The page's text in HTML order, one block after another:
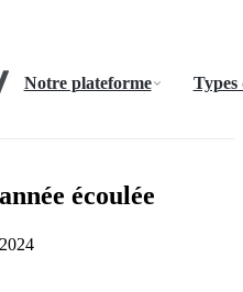
Notre plateforme Types
écoulée